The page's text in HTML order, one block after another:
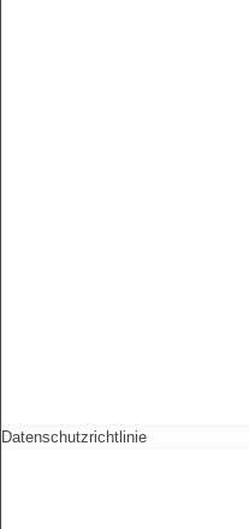
Datenschutzrichtlinie